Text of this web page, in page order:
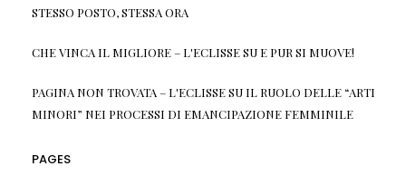
STESSO POSTO, STESSA ORA
CHE VINCA IL MIGLIORE – L'ECLISSESU E PUR SI MUOVE!
PAGINA NON TROVATA – L'ECLISSESU IL RUOLO DELLE “ARTI
MINORI” NEI PROCESSI DI EMANCIPAZIONE FEMMINILE
PAGES